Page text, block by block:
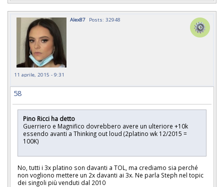
Alex87 Posts: 32948
11 aprile, 2015 - 9:31
58
Pino Ricci ha detto
Guerriero e Magnifico dovrebbero avere un ulteriore +10k
essendo avanti a Thinking out loud (2platino wk 12/2015 =
100K)
No, tutti i 3x platino son davanti a TOL, ma crediamo sia perché
non vogliono mettere un 2x davanti ai 3x. Ne parla Steph nel topic
dei singoli più venduti dal 2010